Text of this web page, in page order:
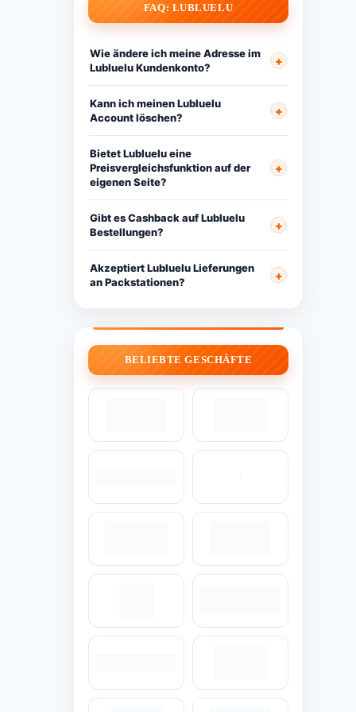
FAQ: LUBLUELU
Wie ändere ich meine Adresse im
Lubluelu Kundenkonto?
Kann ich meinen Lubluelu
Account löschen?
Bietet Lubluelu eine
Preisvergleichsfunktion auf der
eigenen Seite?
Gibt es Cashback auf Lubluelu
Bestellungen?
Akzeptiert Lubluelu Lieferungen
an Packstationen?
BELIEBTE GESCHÄFTE